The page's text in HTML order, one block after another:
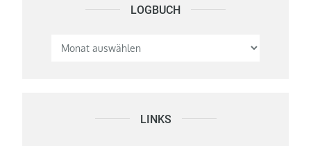
LOGBUCH Logbuch
LINKS